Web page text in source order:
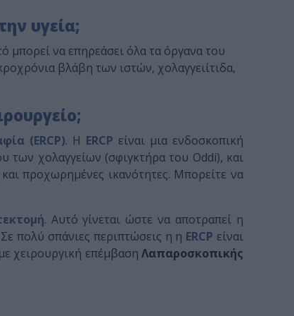
υγεία;
να επηρεάσει όλα τα όργανα του
βλάβη των ιστών, χολαγγειίτιδα,
(ERCP). Η ERCP είναι μια ενδοσκοπική
των χολαγγείων (σφιγκτήρα του Oddi), και
προχωρημένες ικανότητες. Μπορείτε να
. Αυτό γίνεται ώστε να αποτραπεί η
Σε πολύ σπάνιες περιπτώσεις η η ERCP είναι
χειρουργική επέμβαση Λαπαροσκοπικής